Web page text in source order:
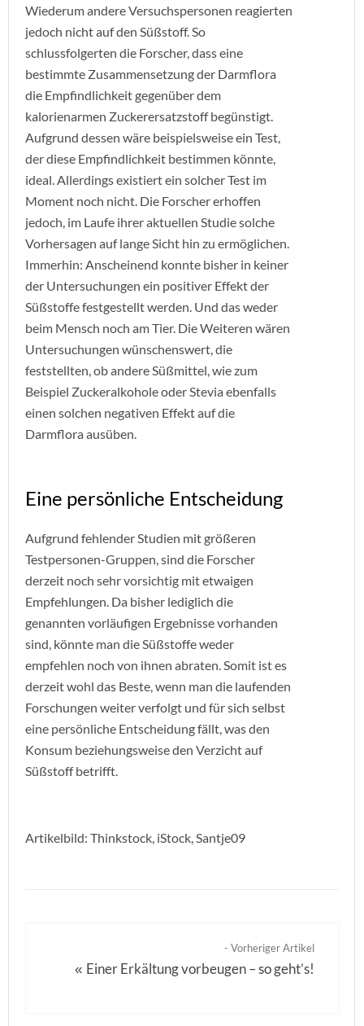
Wiederum andere Versuchspersonen reagierten
jedoch nicht auf den Süßstoff. So
schlussfolgerten die Forscher, dass eine
bestimmte Zusammensetzung der Darmflora
die Empfindlichkeit gegenüber dem
kalorienarmen Zuckerersatzstoff begünstigt.
Aufgrund dessen wäre beispielsweise ein Test,
der diese Empfindlichkeit bestimmen könnte,
ideal. Allerdings existiert ein solcher Test im
Moment noch nicht. Die Forscher erhoffen
jedoch, im Laufe ihrer aktuellen Studie solche
Vorhersagen auf lange Sicht hin zu ermöglichen.
Immerhin: Anscheinend konnte bisher in keiner
der Untersuchungen ein positiver Effekt der
Süßstoffe festgestellt werden. Und das weder
beim Mensch noch am Tier. Die Weiteren wären
Untersuchungen wünschenswert, die
feststellten, ob andere Süßmittel, wie zum
Beispiel Zuckeralkohole oder Stevia ebenfalls
einen solchen negativen Effekt auf die
Darmflora ausüben.
Eine persönliche Entscheidung
Aufgrund fehlender Studien mit größeren
Testpersonen-Gruppen, sind die Forscher
derzeit noch sehr vorsichtig mit etwaigen
Empfehlungen. Da bisher lediglich die
genannten vorläufigen Ergebnisse vorhanden
sind, könnte man die Süßstoffe weder
empfehlen noch von ihnen abraten. Somit ist es
derzeit wohl das Beste, wenn man die laufenden
Forschungen weiter verfolgt und für sich selbst
eine persönliche Entscheidung fällt, was den
Konsum beziehungsweise den Verzicht auf
Süßstoff betrifft.
Artikelbild: Thinkstock, iStock, Santje09
- Vorheriger Artikel
« Einer Erkältung vorbeugen – so geht’s!